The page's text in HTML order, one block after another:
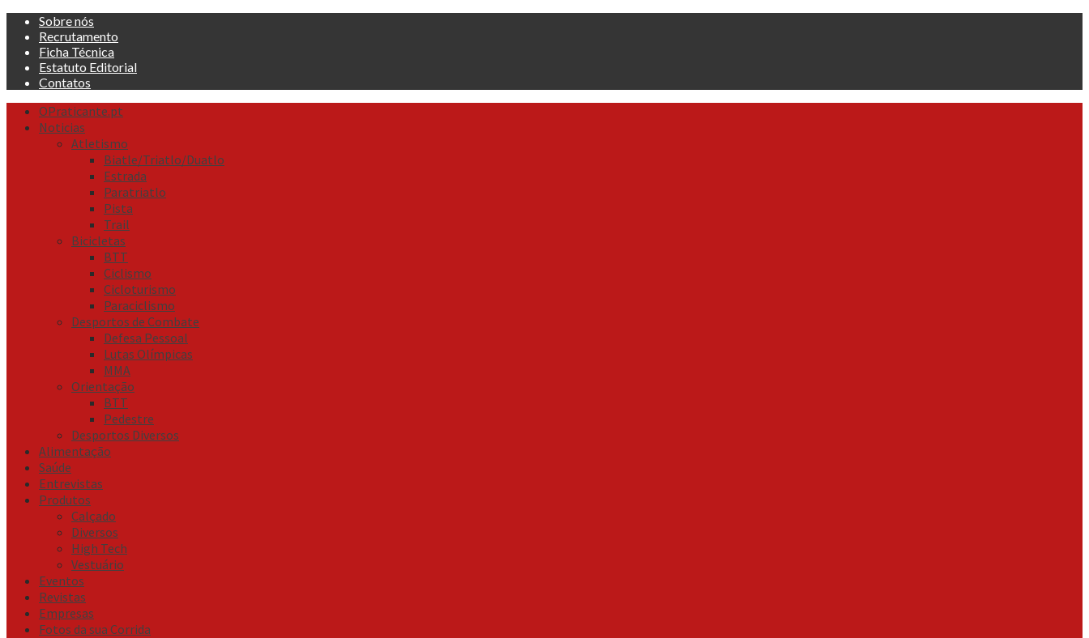
Skip
content
Sobre nós
Recrutamento
Ficha Técnica
Estatuto Editorial
Contatos
Primary
Menu
OPraticante.pt
Noticias
Atletismo
Biatle/Triatlo/Duatlo
Estrada
Paratriatlo
Pista
Trail
Bicicletas
BTT
Ciclismo
Cicloturismo
Paraciclismo
Desportos de Combate
Defesa Pessoal
Lutas Olímpicas
MMA
Orientação
BTT
Pedestre
Desportos Diversos
Alimentação
Saúde
Entrevistas
Produtos
Calçado
Diversos
High Tech
Vestuário
Eventos
Revistas
Empresas
Fotos da sua Corrida